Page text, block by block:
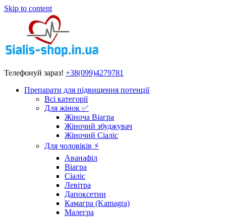
Skip to content
Телефонуй зараз! +38(099)4279781
Препарати для підвищення потенції
Всі категорії
Для жінок ✅
Жіноча Віагра
Жіночий збуджувач
Жіночий Сіаліс
Для чоловіків ⚡
Аванафіл
Віагра
Сіаліс
Левітра
Дапоксетин
Камагра (Kamagra)
Малегра